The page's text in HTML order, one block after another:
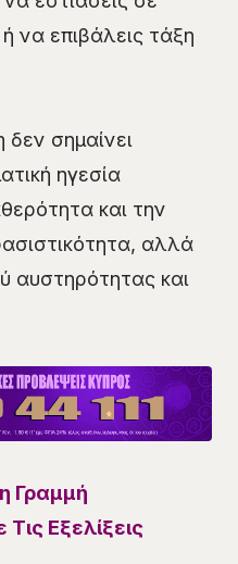
να επιβάλεις τάξη
σημαίνει
ηγεσία
και την
αλλά
αυστηρότητας και
Γραμμή
Εξελίξεις